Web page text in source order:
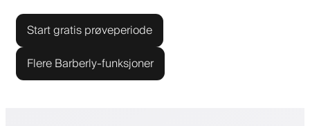
Start gratis prøveperiode
Flere Barberly-funksjoner